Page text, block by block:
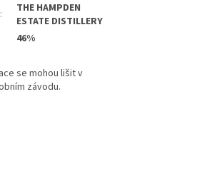
:
THE HAMPDEN
ESTATE DISTILLERY
46%